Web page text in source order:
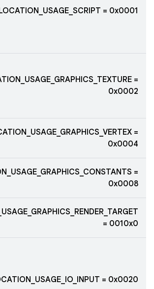
= 0x0001
=
0x0002
=
0x0004
=
0x0008
= 0010x0
= 0x0020